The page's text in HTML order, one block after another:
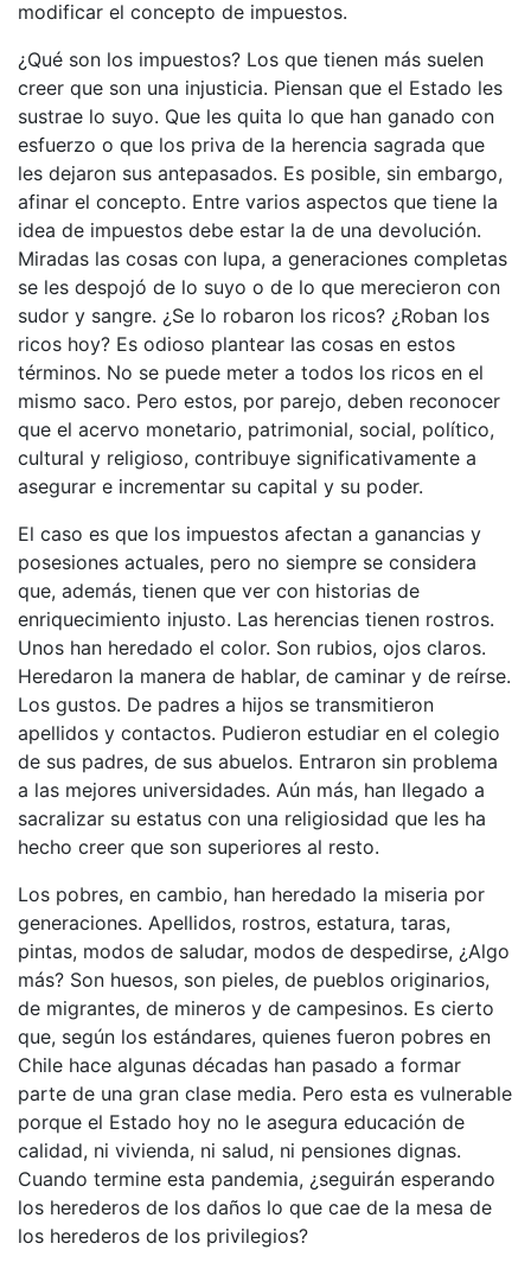
modificar el concepto de impuestos.
¿Qué son los impuestos? Los que tienen más suelen
creer que son una injusticia. Piensan que el Estado les
sustrae lo suyo. Que les quita lo que han ganado con
esfuerzo o que los priva de la herencia sagrada que
les dejaron sus antepasados. Es posible, sin embargo,
afinar el concepto. Entre varios aspectos que tiene la
idea de impuestos debe estar la de una devolución.
Miradas las cosas con lupa, a generaciones completas
se les despojó de lo suyo o de lo que merecieron con
sudor y sangre. ¿Se lo robaron los ricos? ¿Roban los
ricos hoy? Es odioso plantear las cosas en estos
términos. No se puede meter a todos los ricos en el
mismo saco. Pero estos, por parejo, deben reconocer
que el acervo monetario, patrimonial, social, político,
cultural y religioso, contribuye significativamente a
asegurar e incrementar su capital y su poder.
El caso es que los impuestos afectan a ganancias y
posesiones actuales, pero no siempre se considera
que, además, tienen que ver con historias de
enriquecimiento injusto. Las herencias tienen rostros.
Unos han heredado el color. Son rubios, ojos claros.
Heredaron la manera de hablar, de caminar y de reírse.
Los gustos. De padres a hijos se transmitieron
apellidos y contactos. Pudieron estudiar en el colegio
de sus padres, de sus abuelos. Entraron sin problema
a las mejores universidades. Aún más, han llegado a
sacralizar su estatus con una religiosidad que les ha
hecho creer que son superiores al resto.
Los pobres, en cambio, han heredado la miseria por
generaciones. Apellidos, rostros, estatura, taras,
pintas, modos de saludar, modos de despedirse, ¿Algo
más? Son huesos, son pieles, de pueblos originarios,
de migrantes, de mineros y de campesinos. Es cierto
que, según los estándares, quienes fueron pobres en
Chile hace algunas décadas han pasado a formar
parte de una gran clase media. Pero esta es vulnerable
porque el Estado hoy no le asegura educación de
calidad, ni vivienda, ni salud, ni pensiones dignas.
Cuando termine esta pandemia, ¿seguirán esperando
los herederos de los daños lo que cae de la mesa de
los herederos de los privilegios?